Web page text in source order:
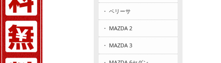
・ ベリーサ
・ MAZDA 2
・ MAZDA 3